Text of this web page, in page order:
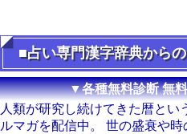
■占い専門漢字辞典から
▼各種無料診断 無
人類が研究し続けてきた暦とい
ルマガを配信中。 世の盛衰や